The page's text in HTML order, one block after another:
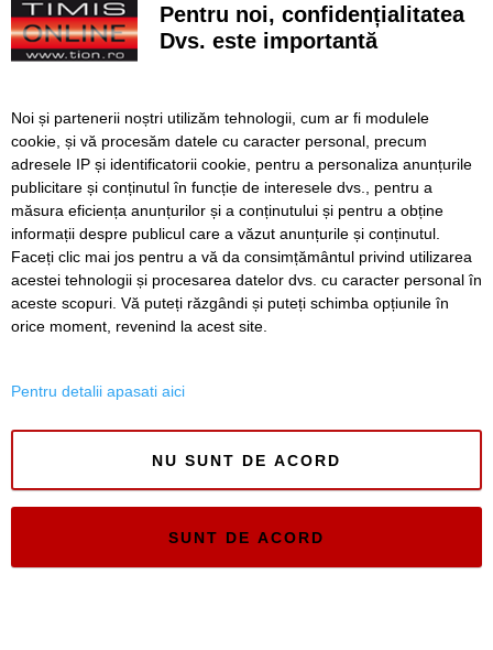
SERVICII
Folosinta Cookie-urilor
Politica de confidentialitate
Regulament postare și moderare comentarii
Timiș Online
ISSN 3008-2323
Pentru noi, confidențialitatea
Dvs. este importantă
Noi și partenerii noștri utilizăm tehnologii, cum ar fi modulele
cookie, și vă procesăm datele cu caracter personal, precum
adresele IP și identificatorii cookie, pentru a personaliza anunțurile
publicitare și conținutul în funcție de interesele dvs., pentru a
măsura eficiența anunțurilor și a conținutului și pentru a obține
informații despre publicul care a văzut anunțurile și conținutul.
Faceți clic mai jos pentru a vă da consimțământul privind utilizarea
acestei tehnologii și procesarea datelor dvs. cu caracter personal în
aceste scopuri. Vă puteți răzgândi și puteți schimba opțiunile în
orice moment, revenind la acest site.
Pentru detalii apasati aici
NU SUNT DE ACORD
SUNT DE ACORD